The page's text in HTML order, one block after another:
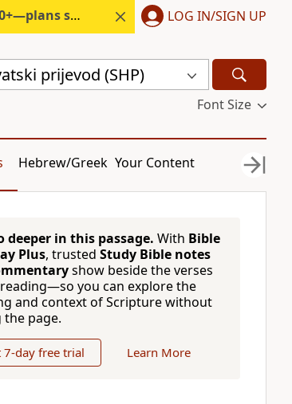
$6/month. LOG IN/SIGN UP
prijevod (SHP)
Font Size
Hebrew/Greek Your Content
deeper in this passage. With Bible
Plus, trusted Study Bible notes
show beside the verses
you can explore the
and context of Scripture without
the page.
7-day free trial Learn More